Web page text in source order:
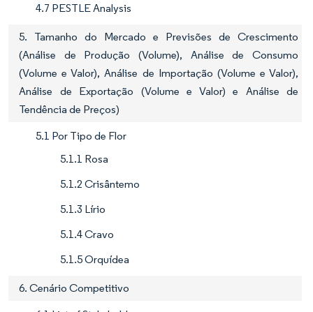
4.7 PESTLE Analysis
5. Tamanho do Mercado e Previsões de Crescimento
(Análise de Produção (Volume), Análise de Consumo
(Volume e Valor), Análise de Importação (Volume e Valor),
Análise de Exportação (Volume e Valor) e Análise de
Tendência de Preços)
5.1 Por Tipo de Flor
5.1.1 Rosa
5.1.2 Crisântemo
5.1.3 Lírio
5.1.4 Cravo
5.1.5 Orquídea
6. Cenário Competitivo